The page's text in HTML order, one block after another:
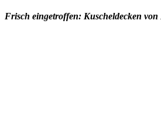
Frisch eingetroffen: Kuscheldecken